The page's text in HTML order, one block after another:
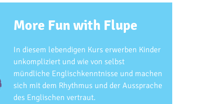
More Fun with Flupe
In diesem lebendigen Kurs erwerben Kinder
unkompliziert und wie von selbst
mündliche Englischkenntnisse und machen
sich mit dem Rhythmus und der Aussprache
des Englischen vertraut.